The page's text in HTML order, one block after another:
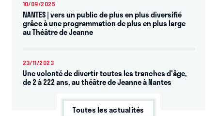
10/09/2025
NANTES | vers un public de plus en plus diversifié
grâce à une programmation de plus en plus large
au Théâtre de Jeanne
23/11/2023
Une volonté de divertir toutes les tranches d'âge,
de 2 à 222 ans, au théâtre de Jeanne à Nantes
Toutes les actualités